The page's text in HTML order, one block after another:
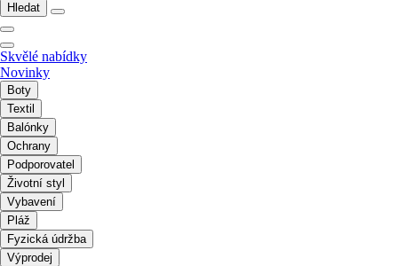
Hledat
Skvělé nabídky
Novinky
Boty
Textil
Balónky
Ochrany
Podporovatel
Životní styl
Vybavení
Pláž
Fyzická údržba
Výprodej